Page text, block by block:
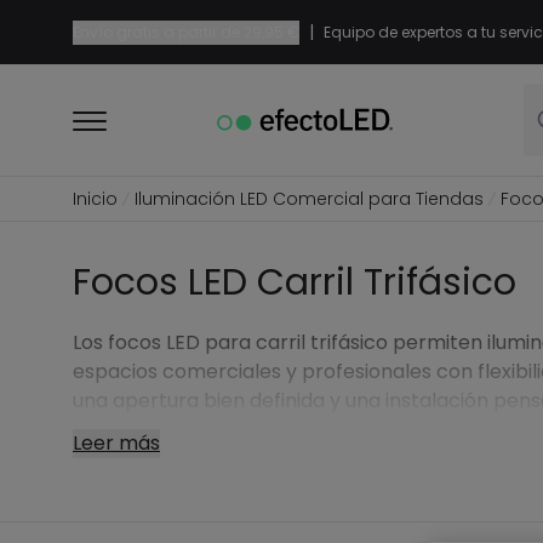
| Equipo de expertos a tu
Inicio Iluminación LED Comercial para Tiendas
Focos LED Carril Trifásico
Los focos LED para carril trifásico permiten
espacios comerciales y profesionales con
una apertura bien definida y una instalación
para adaptar la luz a cada zona.
Leer más